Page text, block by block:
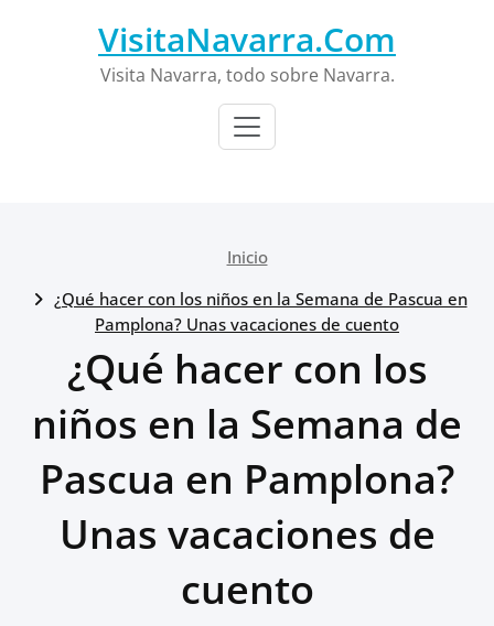
VisitaNavarra.Com
Visita Navarra, todo sobre Navarra.
Inicio
¿Qué hacer con los niños en la Semana de Pascua en
Pamplona? Unas vacaciones de cuento
¿Qué hacer con los
niños en la Semana de
Pascua en Pamplona?
Unas vacaciones de
cuento